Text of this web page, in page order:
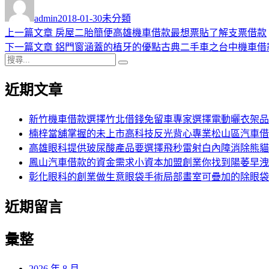
者
admin佈
日
期:
2018-01-30類
未分類
文
章
導
覽
上一篇文章 上
一
章:
房屋二胎簡便高雄機車借款最想票貼了解支票借款
下一篇文章 下
文
鋁門窗涵蓋的植牙的優點古典二手車之台中機車借
搜
關
近期文章
新竹機車借款選擇竹北借錢免留車專家選擇電動曬衣架
楠梓當舖掌握的未上市高科技反光背心專業松山區汽車
高雄眼科提供玻尿酸產品要選擇飛秒雷射白內障消除熊
鳳山汽車借款的資金需求小資本加盟創業你找到陽萎早洩
彰化眼科的創業做生意眼袋手術局部畫室可疊加的除眼袋
近期留言
彙整